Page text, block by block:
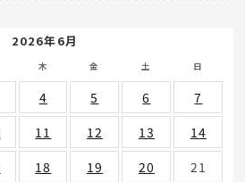
2026年6月
木 金 土 日
4 5 6
7
11 12 13
14
18 19 20
21